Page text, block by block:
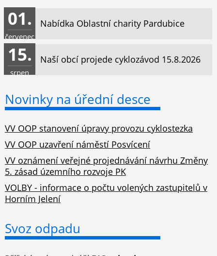
Nabídka Oblastní charity Pardubice
01.
červenec
Naší obcí projede cyklozávod 15.8.2026
15.
srpen
Novinky na úřední desce
VV OOP stanovení úpravy provozu cyklostezka
VV OOP uzavření náměstí Posvícení
VV oznámení veřejné projednávání návrhu Změny
5. zásad územního rozvoje PK
VOLBY - informace o počtu volených zastupitelů v
Horním Jelení
Svoz odpadu